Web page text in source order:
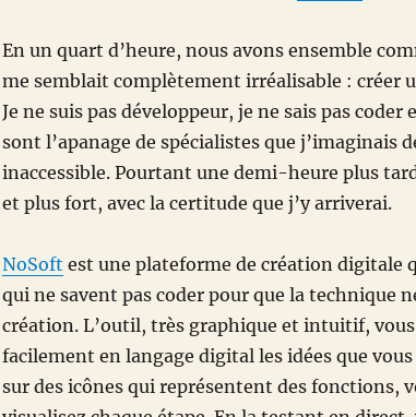
En un quart d’heure, nous avons ensemble
me semblait complètement irréalisable : créer
Je ne suis pas développeur, je ne sais pas
sont l’apanage de spécialistes que j’imaginais
inaccessible. Pourtant une demi-heure plus
et plus fort, avec la certitude que j’y arriverai.
NoSoft est une plateforme de création digitale
qui ne savent pas coder pour que la technique
création. L’outil, très graphique et intuitif,
facilement en langage digital les idées que
sur des icônes qui représentent des fonctions,